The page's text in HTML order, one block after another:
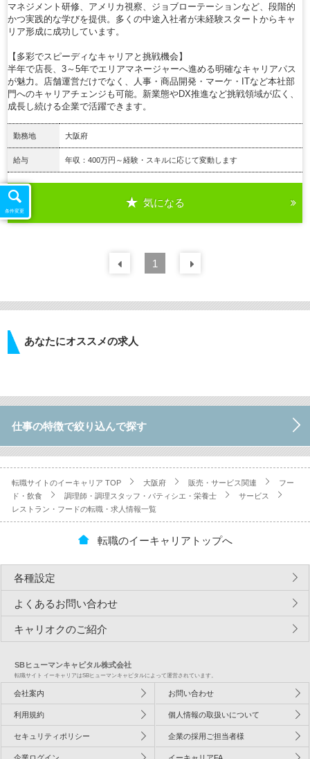
マネジメント研修、アメリカ視察、ジョブローテーションなど、段階的
かつ実践的な学びを提供。多くの中途入社者が未経験スタートからキャ
リア形成に成功しています。
【多彩でスピーディなキャリアと挑戦機会】
半年で店長、3～5年でエリアマネージャーへ進める明確なキャリアパス
が魅力。店舗運営だけでなく、人事・商品開発・マーケ・ITなど本社部
門へのキャリアチェンジも可能。新業態やDX推進など挑戦領域が広く、
成長し続ける企業で活躍できます。
勤務地 大阪府
給与 年収：400万円～経験・スキルに応じて変動します
気になる
前の 件
1
あなたにオススメの求人
仕事の特徴で絞り込んで探す
転職サイトのイーキャリア TOP 大阪府 販売・サービス関連
フー
ド・飲食
調理師・調理スタッフ・パティシエ・栄養士
サービス
レストラン・フードの転職・求人情報一覧
条件変更
転職のイーキャリアトップへ
各種設定
よくあるお問い合わせ
キャリオクのご紹介
SBヒューマンキャピタル株式会社
転職サイト イーキャリアはSBヒューマンキャピタルによって運営されています。
会社案内 お問い合わせ
利用規約 個人情報の取扱いについて
セキュリティポリシー 企業の採用ご担当者様